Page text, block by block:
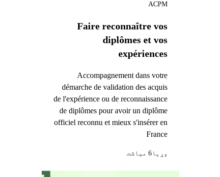
Faire reconnaître vos
diplômes et vos
expériences
Accompagnement dans votre
démarche de validation des acquis
de l'expérience ou de reconnaissance
de diplômes pour avoir un diplôme
officiel reconnu et mieux s'insérer en
France
ACPM
وړيا6 میاشت